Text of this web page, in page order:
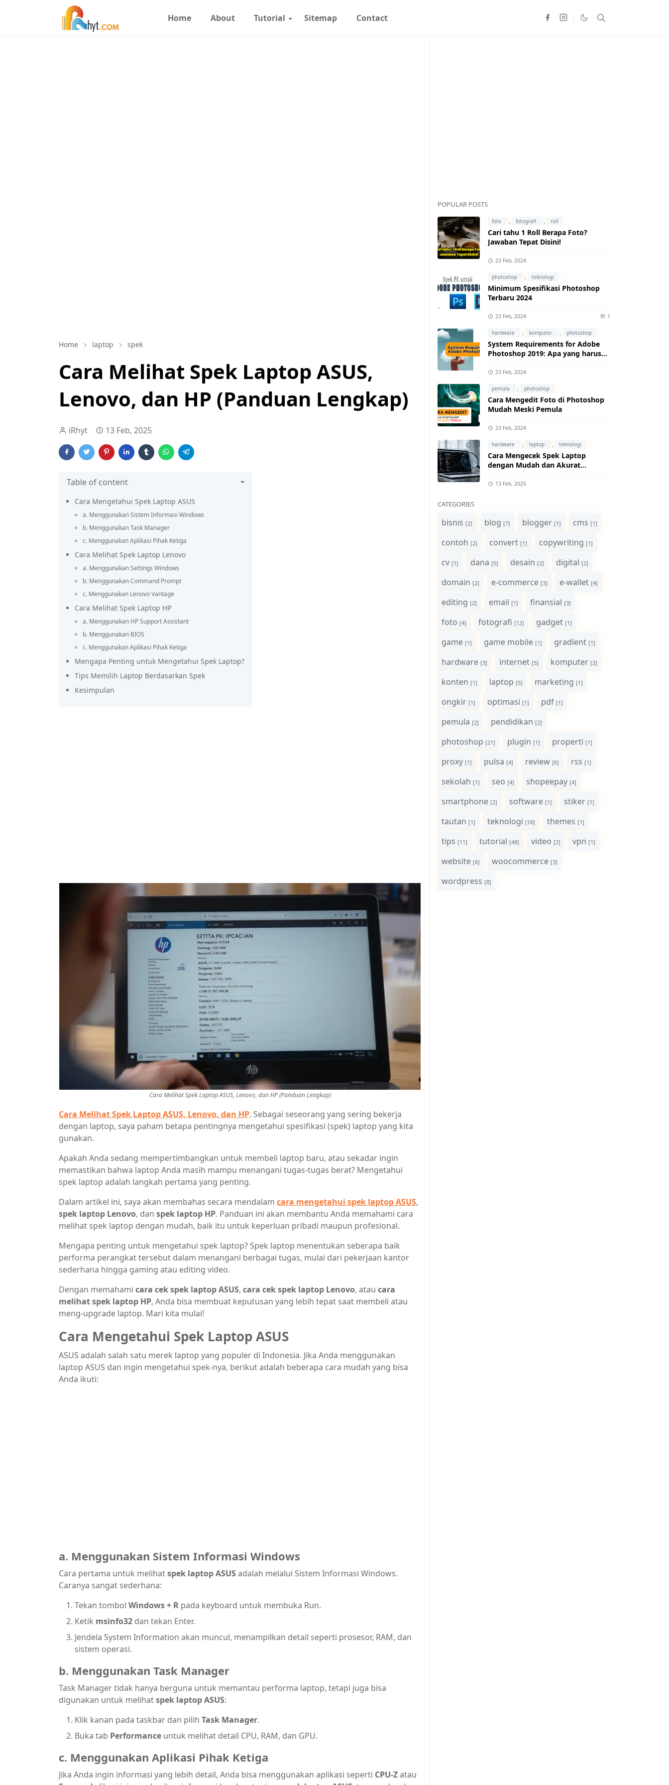
Home About Tutorial Sitemap Contact
Home laptop spek
Cara Melihat Spek Laptop ASUS,
Lenovo, dan HP (Panduan Lengkap)
iRhyt 13 Feb, 2025
Table of content
Cara Mengetahui Spek Laptop ASUS
a. Menggunakan Sistem Informasi Windows
b. Menggunakan Task Manager
c. Menggunakan Aplikasi Pihak Ketiga
Cara Melihat Spek Laptop Lenovo
a. Menggunakan Settings Windows
b. Menggunakan Command Prompt
c. Menggunakan Lenovo Vantage
Cara Melihat Spek Laptop HP
a. Menggunakan HP Support Assistant
b. Menggunakan BIOS
c. Menggunakan Aplikasi Pihak Ketiga
Mengapa Penting untuk Mengetahui Spek Laptop?
Tips Memilih Laptop Berdasarkan Spek
Kesimpulan
Cara Melihat Spek Laptop ASUS, Lenovo, dan HP (Panduan Lengkap)
Cara Melihat Spek Laptop ASUS, Lenovo, dan HP. Sebagai seseorang yang sering bekerja
dengan laptop, saya paham betapa pentingnya mengetahui spesifikasi (spek) laptop yang kita
gunakan.
Apakah Anda sedang mempertimbangkan untuk membeli laptop baru, atau sekadar ingin
memastikan bahwa laptop Anda masih mampu menangani tugas-tugas berat? Mengetahui
spek laptop adalah langkah pertama yang penting.
Dalam artikel ini, saya akan membahas secara mendalam cara mengetahui spek laptop ASUS,
spek laptop Lenovo, dan spek laptop HP. Panduan ini akan membantu Anda memahami cara
melihat spek laptop dengan mudah, baik itu untuk keperluan pribadi maupun profesional.
Mengapa penting untuk mengetahui spek laptop? Spek laptop menentukan seberapa baik
performa perangkat tersebut dalam menangani berbagai tugas, mulai dari pekerjaan kantor
sederhana hingga gaming atau editing video.
Dengan memahami cara cek spek laptop ASUS, cara cek spek laptop Lenovo, atau cara
melihat spek laptop HP, Anda bisa membuat keputusan yang lebih tepat saat membeli atau
meng-upgrade laptop. Mari kita mulai!
Cara Mengetahui Spek Laptop ASUS
ASUS adalah salah satu merek laptop yang populer di Indonesia. Jika Anda menggunakan
laptop ASUS dan ingin mengetahui spek-nya, berikut adalah beberapa cara mudah yang bisa
Anda ikuti:
a. Menggunakan Sistem Informasi Windows
Cara pertama untuk melihatspek laptop ASUS adalah melalui Sistem Informasi Windows.
Caranya sangat sederhana:
Tekan tombol Windows + R pada keyboard untuk membuka Run.
Ketik msinfo32 dan tekan Enter.
Jendela System Information akan muncul, menampilkan detail seperti prosesor, RAM, dan
sistem operasi.
b. Menggunakan Task Manager
Task Manager tidak hanya berguna untuk memantau performa laptop, tetapi juga bisa
digunakan untuk melihatspek laptop ASUS:
Klik kanan pada taskbar dan pilih Task Manager.
Buka tab Performance untuk melihat detail CPU, RAM, dan GPU.
c. Menggunakan Aplikasi Pihak Ketiga
Jika Anda ingin informasi yang lebih detail, Anda bisa menggunakan aplikasi seperti CPU-Zatau
POPULAR POSTS
foto , fotografi , roll
Cari tahu 1 Roll Berapa Foto?
Jawaban Tepat Disini!
23 Feb, 2024
photoshop , teknologi
Minimum Spesifikasi Photoshop
Terbaru 2024
23 Feb, 2024 1
hardware , komputer , photoshop
System Requirements for Adobe
Photoshop 2019: Apa yang harus
23 Feb, 2024
pemula , photoshop
Cara Mengedit Foto di Photoshop
Mudah Meski Pemula
23 Feb, 2024
hardware , laptop , teknologi
Cara Mengecek Spek Laptop
dengan Mudah dan Akurat
13 Feb, 2025
CATEGORIES
bisnis [2] blog [7] blogger [1] cms [1]
contoh [2] convert [1] copywriting [1]
cv [1] dana [5] desain [2] digital [2]
domain [2] e-commerce [3] e-wallet [4]
editing [2] email [1] finansial [3]
foto [4] fotografi [12] gadget [1]
game [1] game mobile [1] gradient [1]
hardware [3] internet [5] komputer [2]
konten [1] laptop [5] marketing [1]
ongkir [1] optimasi [1] pdf [1]
pemula [2] pendidikan [2]
photoshop [21] plugin [1] properti [1]
proxy [1] pulsa [4] review [6] rss [1]
sekolah [1] seo [4] shopeepay [4]
smartphone [2] software [1] stiker [1]
tautan [1] teknologi [18] themes [1]
tips [11] tutorial [48] video [2] vpn [1]
website [6] woocommerce [3]
wordpress [8]